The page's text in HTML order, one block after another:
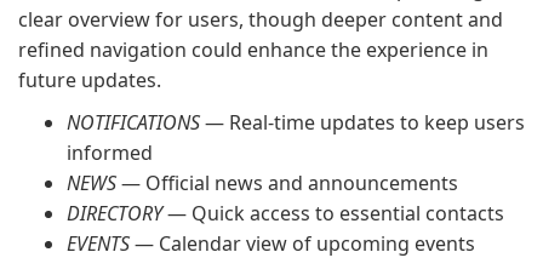
clear overview for users, though deeper content and
refined navigation could enhance the experience in
future updates.
NOTIFICATIONS— Real-time updates to keep users
informed
NEWS— Official news and announcements
DIRECTORY— Quick access to essential contacts
EVENTS— Calendar view of upcoming events